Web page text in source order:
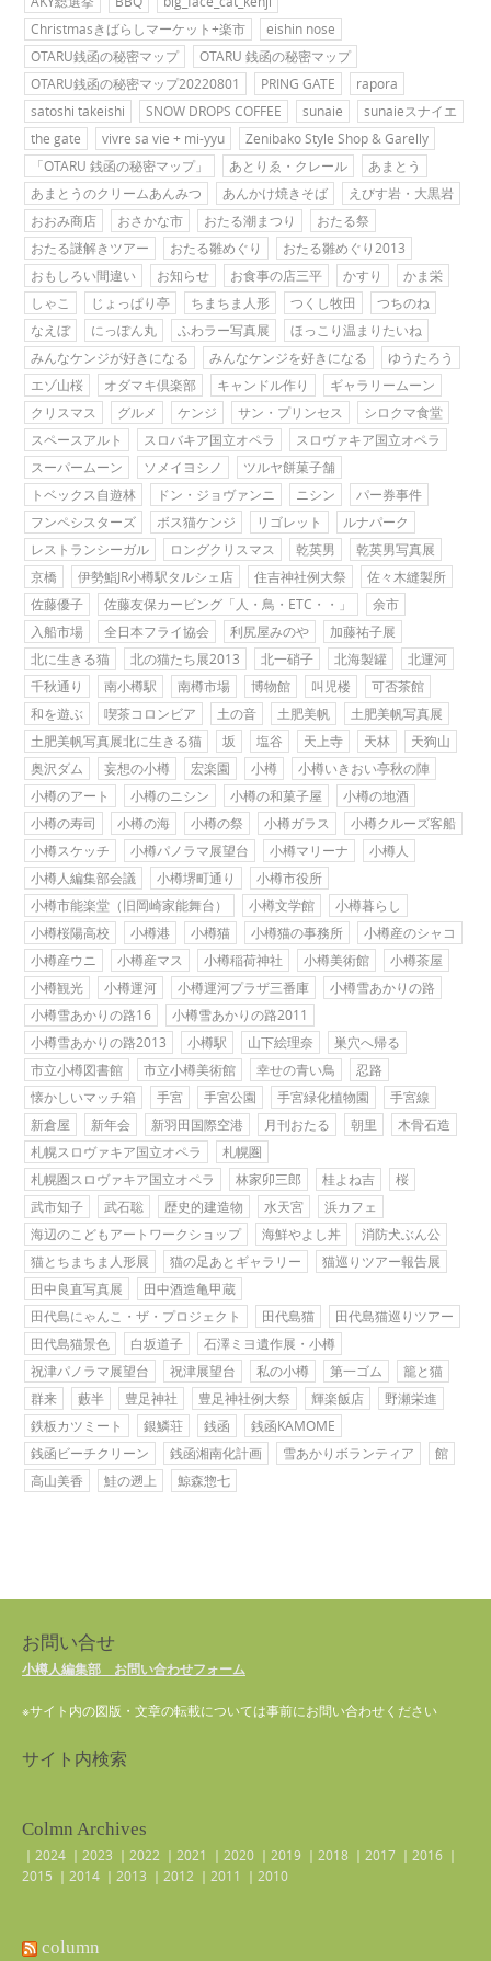
Christmasきばらしマーケット+楽市
eishin nose
OTARU銭函の秘密マップ
OTARU 銭函の秘密マップ
OTARU銭函の秘密マップ20220801
PRING GATE
rapora
satoshi takeishi
SNOW DROPS COFFEE sunaie
sunaieスナイエ
the gate
vivre sa vie + mi-yyu
Zenibako Style Shop & Garelly
「OTARU 銭函の秘密マップ」
あとりゑ・クレール
あまとう
あまとうのクリームあんみつ
あんかけ焼きそば
えびす岩・大黒岩
おおみ商店
おさかな市 おたる潮まつり
おたる祭
おたる謎解きツアー
おたる雛めぐり
おたる雛めぐり2013
おもしろい間違い
お知らせ お食事の店三平 かすり
かま栄
しゃこ
じょっぱり亭 ちまちま人形 つくし牧田
つちのね
なえぼ
にっぽん丸 ふわラー写真展
ほっこり温まりたいね
みんなケンジが好きになる
みんなケンジを好きになる
ゆうたろう
エゾ山桜
オダマキ倶楽部 キャンドル作り
ギャラリームーン
クリスマス
グルメ ケンジ サン・プリンセス
シロクマ食堂
スペースアルト
スロバキア国立オペラ
スロヴァキア国立オペラ
スーパームーン
ソメイヨシノ
ツルヤ餅菓子舗
トベックス自遊林
ドン・ジョヴァンニ ニシン
パー券事件
フンペシスターズ
ボス猫ケンジ リゴレット
ルナパーク
レストランシーガル
ロングクリスマス 乾英男
乾英男写真展
京橋
伊勢鮨JR小樽駅タルシェ店 住吉神社例大祭
佐々木縫製所
佐藤優子
佐藤友保カービング「人・鳥・ETC・・」
余市
入船市場
全日本フライ協会 利尻屋みのや
加藤祐子展
北に生きる猫
北の猫たち展2013 北一硝子 北海製罐
北運河
千秋通り
南小樽駅 南樽市場 博物館 叫児楼
可否茶館
和を遊ぶ
喫茶コロンビア 土の音 土肥美帆
土肥美帆写真展
土肥美帆写真展北に生きる猫
坂 塩谷 天上寺 天林
天狗山
奥沢ダム
妄想の小樽 宏楽園 小樽
小樽いきおい亭秋の陣
小樽のアート
小樽のニシン 小樽の和菓子屋
小樽の地酒
小樽の寿司
小樽の海 小樽の祭 小樽ガラス
小樽クルーズ客船
小樽スケッチ
小樽パノラマ展望台 小樽マリーナ
小樽人
小樽人編集部会議
小樽堺町通り
小樽市役所
小樽市能楽堂（旧岡崎家能舞台）
小樽文学館
小樽暮らし
小樽桜陽高校
小樽港 小樽猫 小樽猫の事務所
小樽産のシャコ
小樽産ウニ
小樽産マス 小樽稲荷神社 小樽美術館
小樽茶屋
小樽観光
小樽運河 小樽運河プラザ三番庫
小樽雪あかりの路
小樽雪あかりの路16
小樽雪あかりの路2011
小樽雪あかりの路2013
小樽駅 山下絵理奈
巣穴へ帰る
市立小樽図書館
市立小樽美術館 幸せの青い鳥
忍路
懐かしいマッチ箱
手宮 手宮公園 手宮緑化植物園
手宮線
新倉屋
新年会 新羽田国際空港 月刊おたる 朝里
木骨石造
札幌スロヴァキア国立オペラ
札幌圏
札幌圏スロヴァキア国立オペラ
林家卯三郎 桂よね吉
桜
武市知子
武石聡 歴史的建造物 水天宮
浜カフェ
海辺のこどもアートワークショップ
海鮮やよし丼
消防犬ぶん公
猫とちまちま人形展
猫の足あとギャラリー
猫巡りツアー報告展
田中良直写真展
田中酒造亀甲蔵
田代島にゃんこ・ザ・プロジェクト
田代島猫
田代島猫巡りツアー
田代島猫景色
白坂道子
石澤ミヨ遺作展・小樽
祝津パノラマ展望台
祝津展望台 私の小樽 第一ゴム
籠と猫
群来
藪半 豊足神社 豊足神社例大祭 輝楽飯店
野瀬栄進
鉄板カツミート
銀鱗荘 銭函
銭函KAMOME
銭函ビーチクリーン
銭函湘南化計画 雪あかりボランティア
館
高山美香
鮭の遡上 鯨森惣七
お問い合せ
小樽人編集部 お問い合わせフォーム
※サイト内の図版・文章の転載については事前にお問い合わせください
サイト内検索
Colmn Archives
｜ 2024 ｜ 2023 ｜ 2022 ｜ 2021 ｜ 2020 ｜ 2019 ｜ 2018 ｜ 2017 ｜ 2016 ｜
2015 ｜ 2014 ｜ 2013 ｜ 2012 ｜ 2011 ｜ 2010
column